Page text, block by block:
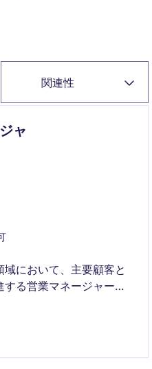
関連性
ャ
において、主要顧客と
る営業マネージャーポ
担当し、持続的な売上